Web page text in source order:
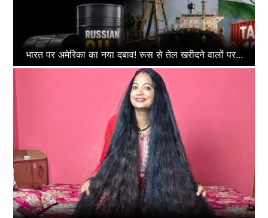
भारत पर अमेरिका का नया दबाव! रूस से तेल खरीदने वालों पर...